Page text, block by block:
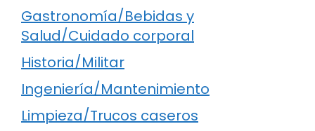
Gastronomía/Bebidas y
Salud/Cuidado corporal
Historia/Militar
Ingeniería/Mantenimiento
Limpieza/Trucos caseros